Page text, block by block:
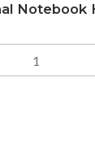
Notebook